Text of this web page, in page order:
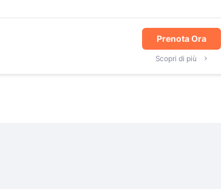
Prenota Ora
Scopri di più